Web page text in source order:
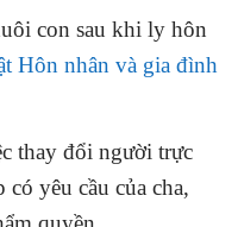
con sau khi ly hôn
Hôn nhân và gia đình
thay đổi người trực
yêu cầu của cha,